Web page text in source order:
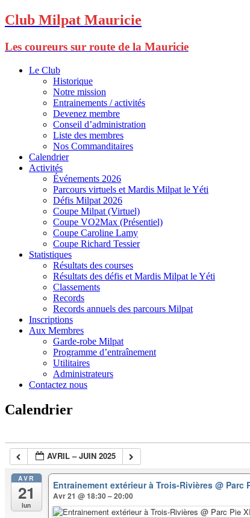
Club Milpat Mauricie
Les coureurs sur route de la Mauricie
Le Club
Historique
Notre mission
Entrainements / activités
Devenez membre
Conseil d’administration
Liste des membres
Nos Commanditaires
Calendrier
Activités
Événements 2026
Parcours virtuels et Mardis Milpat le Yéti
Défis Milpat 2026
Coupe Milpat (Virtuel)
Coupe VO2Max (Présentiel)
Coupe Caroline Lamy
Coupe Richard Tessier
Statistiques
Résultats des courses
Résultats des défis et Mardis Milpat le Yéti
Classements
Records
Records annuels des parcours Milpat
Inscriptions
Aux Membres
Garde-robe Milpat
Programme d’entraînement
Utilitaires
Administrateurs
Contactez nous
Calendrier
AVRIL – JUIN 2025
AVR
21
lun
Entrainement extérieur à Trois-Rivières@ Parc
Avr 21 @ 18:30 – 20:00